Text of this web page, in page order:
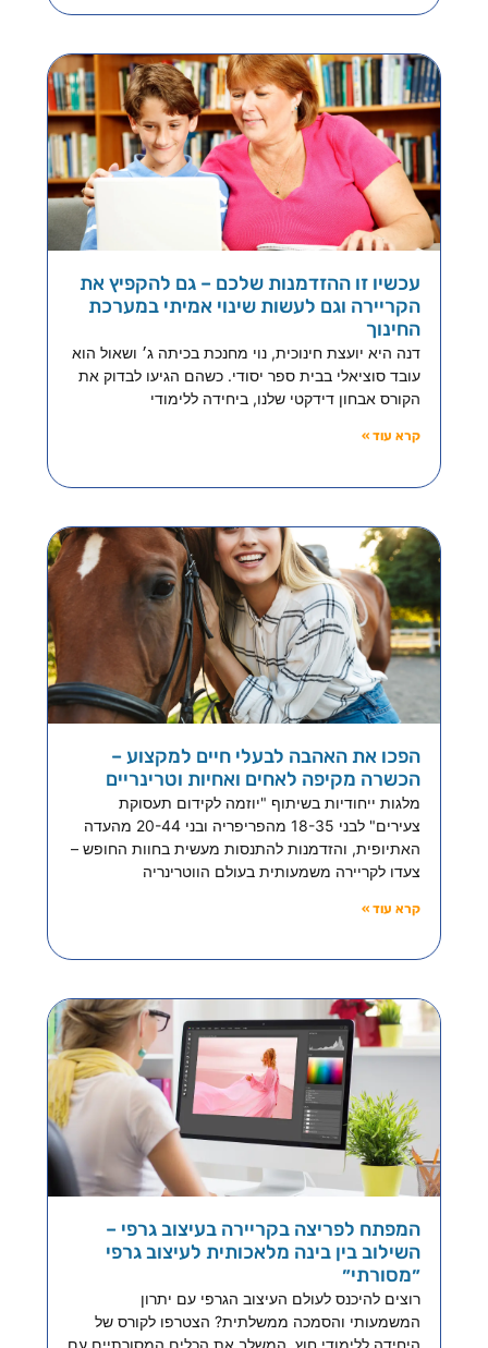
עכשיו זו ההזדמנות שלכם – גם להקפיץ את
הקריירה וגם לעשות שינוי אמיתי במערכת
החינוך
דנה היא יועצת חינוכית, נוי מחנכת בכיתה ג׳ ושאול הוא
עובד סוציאלי בבית ספר יסודי. כשהם הגיעו לבדוק את
הקורס אבחון דידקטי שלנו, ביחידה ללימודי
קרא עוד »
הפכו את האהבה לבעלי חיים למקצוע –
הכשרה מקיפה לאחים ואחיות וטרינריים
מלגות ייחודיות בשיתוף "יוזמה לקידום תעסוקת
צעירים" לבני 18-35 מהפריפריה ובני 20-44 מהעדה
האתיופית, והזדמנות להתנסות מעשית בחוות החופש –
צעדו לקריירה משמעותית בעולם הווטרינריה
קרא עוד »
המפתח לפריצה בקריירה בעיצוב גרפי –
השילוב בין בינה מלאכותית לעיצוב גרפי
״מסורתי״
רוצים להיכנס לעולם העיצוב הגרפי עם יתרון
המשמעותי והסמכה ממשלתית? הצטרפו לקורס של
היחידה ללימודי חוץ, המשלב את הכלים המסורתיים עם